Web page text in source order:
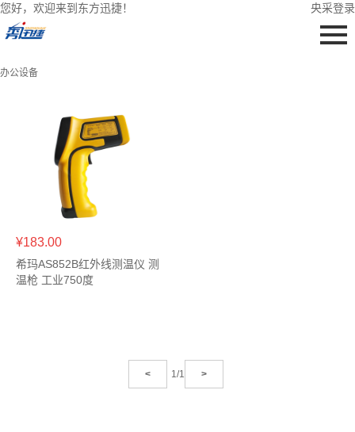
您好，欢迎来到东方迅捷！ 央采登录
办公设备
¥183.00
希玛AS852B红外线测温仪 测
温枪 工业750度
< 1/1 >